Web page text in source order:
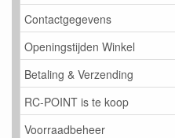
Contactgegevens
Openingstijden Winkel
Betaling & Verzending
RC-POINT is te koop
Voorraadbeheer